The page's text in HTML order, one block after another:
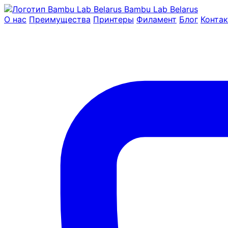
Bambu Lab Belarus
О нас Преимущества Принтеры Филамент Блог